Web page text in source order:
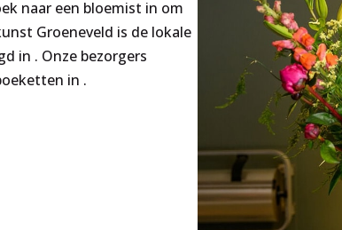
naar een bloemist in om
Groeneveld is de lokale
in . Onze bezorgers
in .